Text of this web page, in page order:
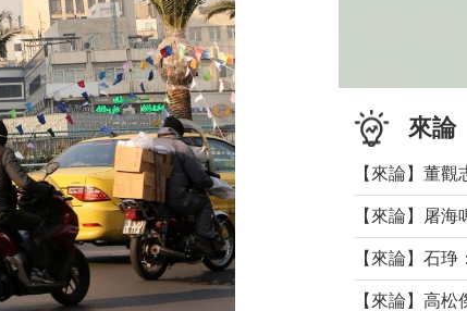
來論
【來論】董